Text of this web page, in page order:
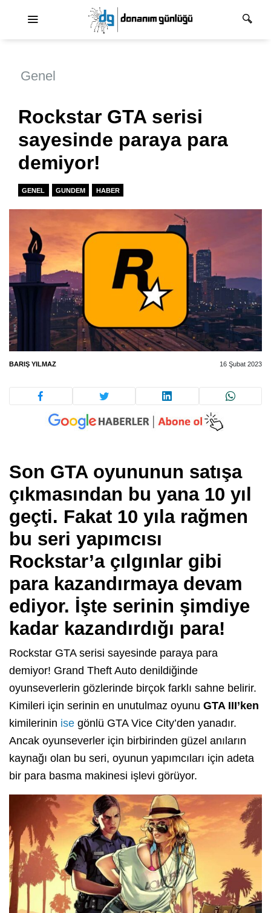
Genel
Rockstar GTA serisi
sayesinde paraya para
demiyor!
GENEL GUNDEM HABER
BARIŞ YILMAZ 16 Şubat 2023
Son GTA oyununun satışa
çıkmasından bu yana 10 yıl
geçti. Fakat 10 yıla rağmen
bu seri yapımcısı
Rockstar’a çılgınlar gibi
para kazandırmaya devam
ediyor. İşte serinin şimdiye
kadar kazandırdığı para!
Rockstar GTA serisi sayesinde paraya para
demiyor! Grand Theft Auto denildiğinde
oyunseverlerin gözlerinde birçok farklı sahne belirir.
Kimileri için serinin en unutulmaz oyunu GTA III’ken
kimilerinin ise gönlü GTA Vice City’den yanadır.
Ancak oyunseverler için birbirinden güzel anıların
kaynağı olan bu seri, oyunun yapımcıları için adeta
bir para basma makinesi işlevi görüyor.